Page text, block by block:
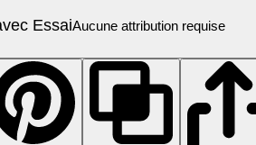
EssaiAucune attribution requise